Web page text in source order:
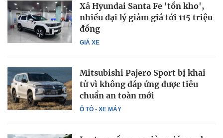
GIÁ XE
Xả Hyundai Santa Fe 'tồn kho',
nhiều đại lý giảm giá tới 115 triệu
đồng
Ô TÔ - XE MÁY
Mitsubishi Pajero Sport bị khai
tử vì không đáp ứng được tiêu
chuẩn an toàn mới